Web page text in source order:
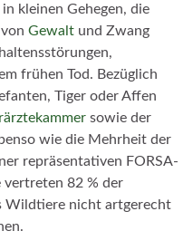
kleinen Gehegen, die
Gewalt und Zwang
frühen Tod. Bezüglich
Tiger oder Affen
sowie der
wie die Mehrheit der
repräsentativen FORSA-
82 % der
Wildtiere nicht artgerecht